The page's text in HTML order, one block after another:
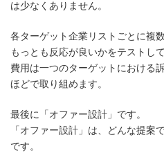
は少なくありません。
各ターゲット企業リストごとに複
もっとも反応が良いかをテストし
費用は一つのターゲットにおける
ほどで取り組めます。
最後に「オファー設計」です。
「オファー設計」は、どんな提案
です。